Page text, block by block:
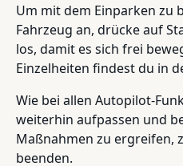
Um mit dem Einparken zu
Fahrzeug an, drücke auf
los, damit es sich frei
Einzelheiten findest du in
Wie bei allen Autopilot-
weiterhin aufpassen und
Maßnahmen zu ergreifen,
beenden.